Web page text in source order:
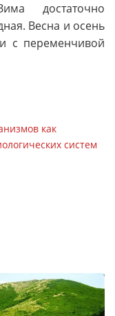
достаточно
Весна и осень
с переменчивой
как
систем